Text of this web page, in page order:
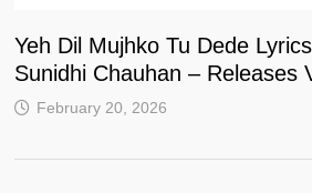
Yeh Dil Mujhko Tu Dede
Sunidhi Chauhan – Releases
February 20, 2026